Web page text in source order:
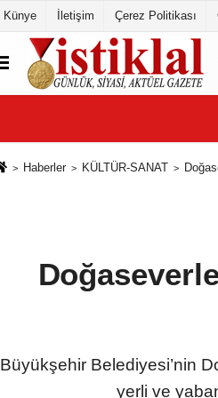
Künye İletişim Çerez Politikası
Haberler KÜLTÜR-SANAT
Büyükşehir Belediyesi’nin
yerli ve